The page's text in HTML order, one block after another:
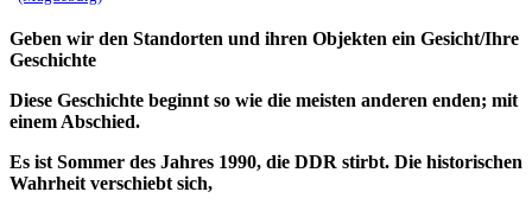
Geben wir den Standorten und ihren Objekten ein Gesicht/Ihre
Geschichte
Diese Geschichte beginnt so wie die meisten anderen enden; mit
einem Abschied.
Es ist Sommer des Jahres 1990, die DDR stirbt. Die historischen
Wahrheit verschiebt sich,